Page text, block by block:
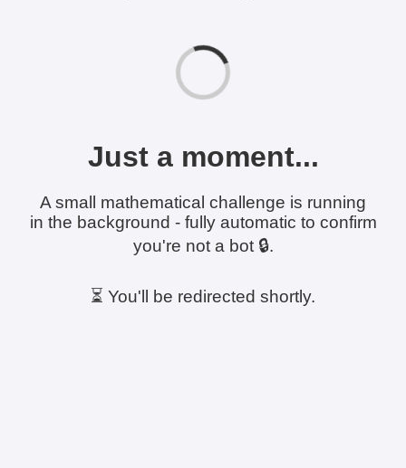
Just a moment...
A small mathematical challenge is running
in the background - fully automatic to confirm
you're not a bot 🔒.
⏳ You'll be redirected shortly.